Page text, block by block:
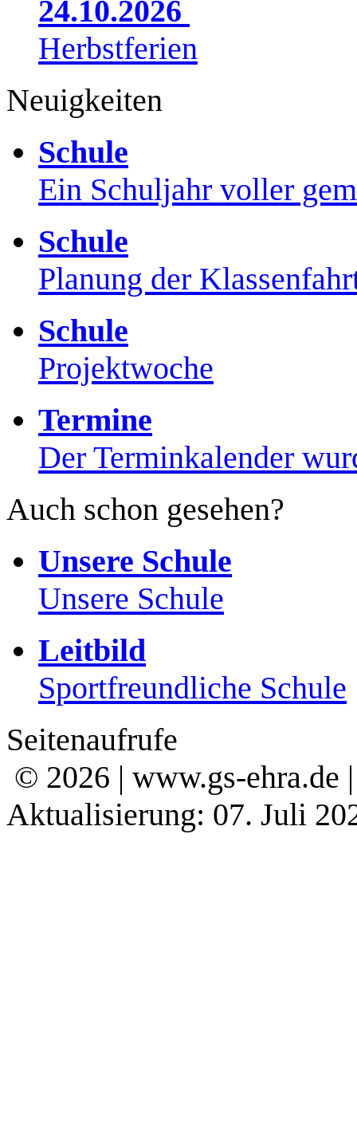
24.10.2026
Herbstferien
Neuigkeiten
Schule
Ein Schuljahr voller
Schule
Planung der
Schule
Projektwoche
Termine
Der Terminkalender
Auch schon gesehen?
Unsere Schule
Unsere Schule
Leitbild
Sportfreundliche Schule
Seitenaufrufe
© 2026 | www.gs-ehra.de
Aktualisierung: 07. Juli